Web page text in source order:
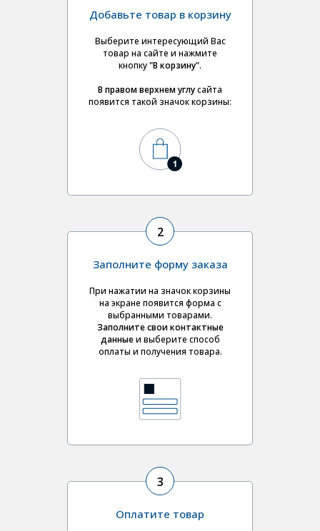
Заполните форму заказа
При нажатии на значок корзины
на экране появится форма с
выбранными товарами.
Заполните свои контактные
данныеи выберите способ
оплаты и получения товара.
2
Добавьте товар в корзину
Выберите интересующий Вас
товар на сайте и нажмите
кнопку"В корзину".
В правом верхнем углусайта
появится такой значок корзины:
Оплатите товар
3